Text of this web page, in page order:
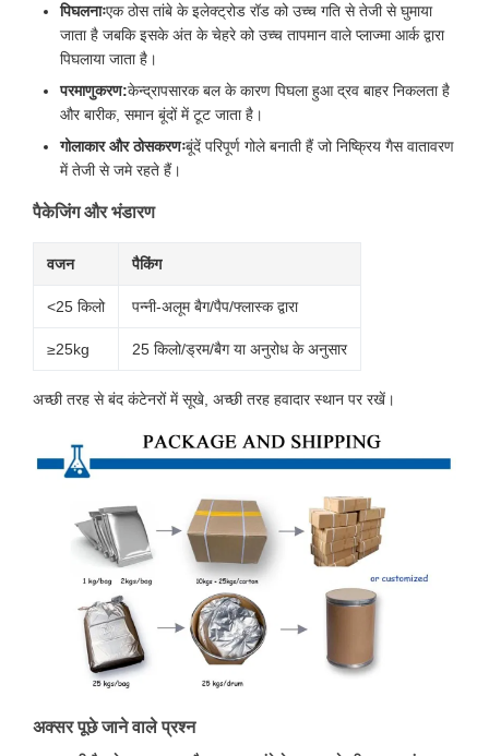
पिघलनाःएक ठोस तांबे के इलेक्ट्रोड रॉड को उच्च गति से तेजी से घुमाया
जाता है जबकि इसके अंत के चेहरे को उच्च तापमान वाले प्लाज्मा आर्क द्वारा
पिघलाया जाता है।
परमाणुकरण:केन्द्रापसारक बल के कारण पिघला हुआ द्रव बाहर निकलता है
और बारीक, समान बूंदों में टूट जाता है।
गोलाकार और ठोसकरणःबूंदें परिपूर्ण गोले बनाती हैं जो निष्क्रिय गैस वातावरण
में तेजी से जमे रहते हैं।
पैकेजिंग और भंडारण
वजन पैकिंग
<25 किलो पन्नी-अलूम बैग/पैप/फ्लास्क द्वारा
≥25kg 25 किलो/ड्रम/बैग या अनुरोध के अनुसार
अच्छी तरह से बंद कंटेनरों में सूखे, अच्छी तरह हवादार स्थान पर रखें।
अक्सर पूछे जाने वाले प्रश्न